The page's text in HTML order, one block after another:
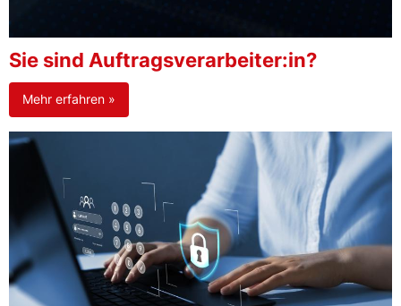
Sie sind Auftragsverarbeiter:in?
Mehr erfahren »